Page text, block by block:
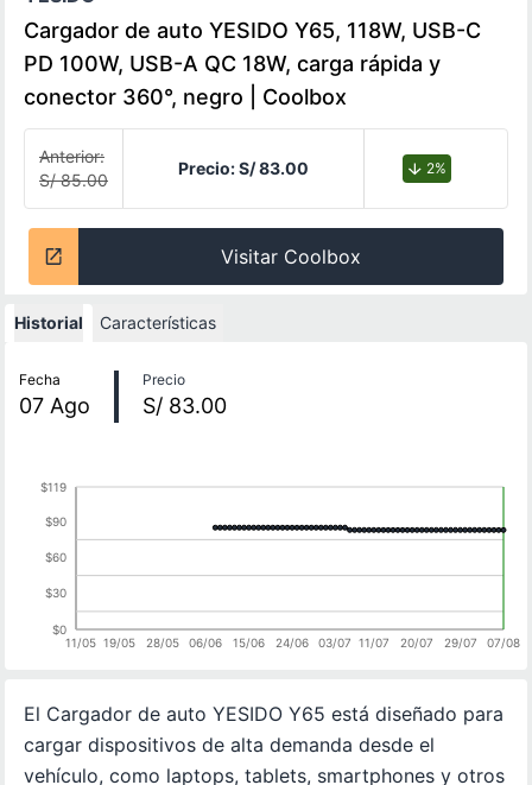
Cargador de auto YESIDO Y65, 118W, USB-C
PD 100W, USB-A QC 18W, carga rápida y
conector 360°, negro | Coolbox
Anterior:
S/ 85.00
Precio:S/ 83.00 2%
Visitar Coolbox
Historial Características
Fecha
07 Ago
Precio
S/ 83.00
11/05 19/05 28/05 06/06 15/06 24/06 03/07 11/07 20/07 29/07 07/08
$0
$30
$60
$90
$119
El Cargador de auto YESIDO Y65 está diseñado para
cargar dispositivos de alta demanda desde el
vehículo, como laptops, tablets, smartphones y otros